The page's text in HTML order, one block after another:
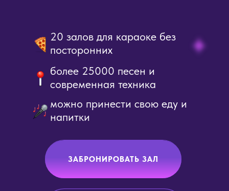
ЗАБРОНИРОВАТЬ ЗАЛ
более 25000 песен и
современная техника
20 залов для караоке без
посторонних
можно принести свою еду и
напитки